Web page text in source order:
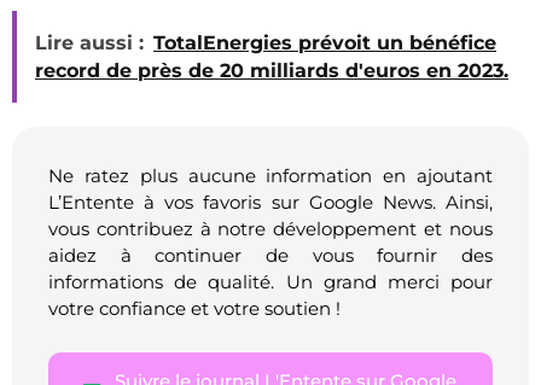
Lire aussi : TotalEnergies prévoit un bénéfice
record de près de 20 milliards d'euros en 2023.
Ne ratez plus aucune information en ajoutant
L’Entente à vos favoris sur Google News. Ainsi,
vous contribuez à notre développement et nous
aidez à continuer de vous fournir des
informations de qualité. Un grand merci pour
votre confiance et votre soutien !
Suivre le journal L'Entente sur Google